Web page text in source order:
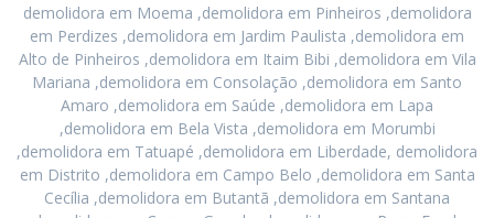
demolidora em Moema ,demolidora em Pinheiros ,demolidora
em Perdizes ,demolidora em Jardim Paulista ,demolidora em
Alto de Pinheiros ,demolidora em Itaim Bibi ,demolidora em Vila
Mariana ,demolidora em Consolação ,demolidora em Santo
Amaro ,demolidora em Saúde ,demolidora em Lapa
,demolidora em Bela Vista ,demolidora em Morumbi
,demolidora em Tatuapé ,demolidora em Liberdade, demolidora
em Distrito ,demolidora em Campo Belo ,demolidora em Santa
Cecília ,demolidora em Butantã ,demolidora em Santana